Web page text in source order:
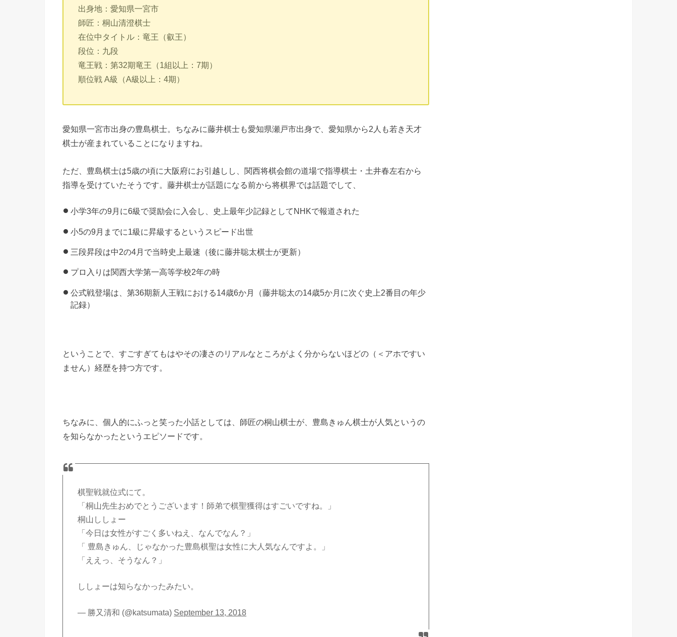
出身地：愛知県一宮市
師匠：桐山清澄棋士
在位中タイトル：竜王（叡王）
段位：九段
竜王戦：第32期竜王（1組以上：7期）
順位戦 A級（A級以上：4期）
愛知県一宮市出身の豊島棋士。ちなみに藤井棋士も愛知県瀬戸市出身で、愛知県から2人も若き天才
棋士が産まれていることになりますね。
ただ、豊島棋士は5歳の頃に大阪府にお引越しし、関西将棋会館の道場で指導棋士・土井春左右から
指導を受けていたそうです。藤井棋士が話題になる前から将棋界では話題でして、
小学3年の9月に6級で奨励会に入会し、史上最年少記録としてNHKで報道された
小5の9月までに1級に昇級するというスピード出世
三段昇段は中2の4月で当時史上最速（後に藤井聡太棋士が更新）
プロ入りは関西大学第一高等学校2年の時
公式戦登場は、第36期新人王戦における14歳6か月（藤井聡太の14歳5か月に次ぐ史上2番目の年少
記録）
ということで、すごすぎてもはやその凄さのリアルなところがよく分からないほどの（＜アホですい
ません）経歴を持つ方です。
ちなみに、個人的にふっと笑った小話としては、師匠の桐山棋士が、豊島きゅん棋士が人気というの
を知らなかったというエピソードです。
棋聖戦就位式にて。
「桐山先生おめでとうございます！師弟で棋聖獲得はすごいですね。」
桐山ししょー
「今日は女性がすごく多いねえ、なんでなん？」
「 豊島きゅん、じゃなかった豊島棋聖は女性に大人気なんですよ。」
「ええっ、そうなん？」
ししょーは知らなかったみたい。
— 勝又清和 (@katsumata) September 13, 2018